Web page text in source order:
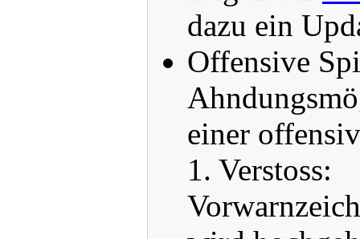
dazu ein
Offensive
einer
1. Verstoss: